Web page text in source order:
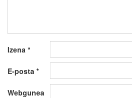
Izena *
E-posta *
Webgunea